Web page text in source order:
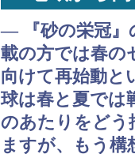
― 『砂の栄冠』
載の方では春の
向けて再始動と
球は春と夏では
のあたりをどう
ますが、もう